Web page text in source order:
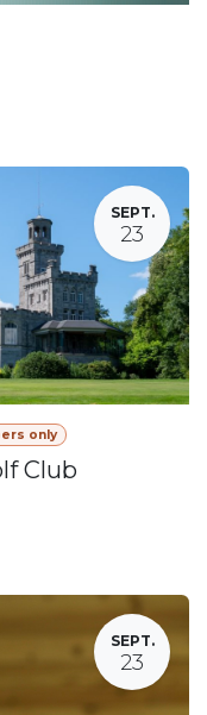
SEPT.
23
only
Club
SEPT.
23